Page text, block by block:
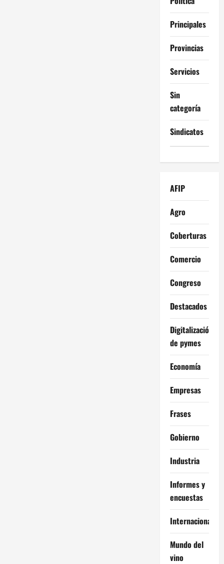
Principales
Provincias
Servicios
Sin
categoría
Sindicatos
AFIP
Agro
Coberturas
Comercio
Congreso
Destacados
Digitalización
de pymes
Economía
Empresas
Frases
Gobierno
Industria
Informes y
encuestas
Internacional
Mundo del
vino